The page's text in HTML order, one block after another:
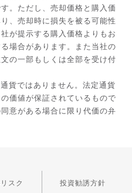
。ただし、売却価格と購入価
、売却時に損失を被る可能性
が提示する購入価格よりもお
場合があります。また当社の
の一部もしくは全部を受け付
貨ではありません。法定通貨
価値が保証されているもので
意がある場合に限り代価の弁
スク 投資勧誘方針